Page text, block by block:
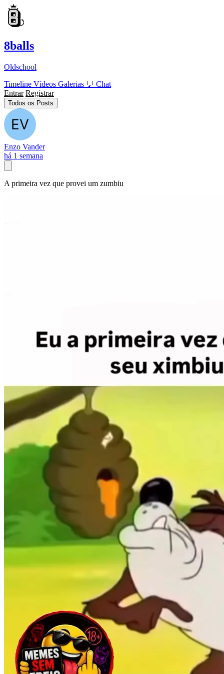
8balls
Oldschool
Timeline Vídeos Galerias 💬 Chat
Entrar Registrar
Todos os Posts
Enzo Vander
há 1 semana
A primeira vez que provei um zumbiu